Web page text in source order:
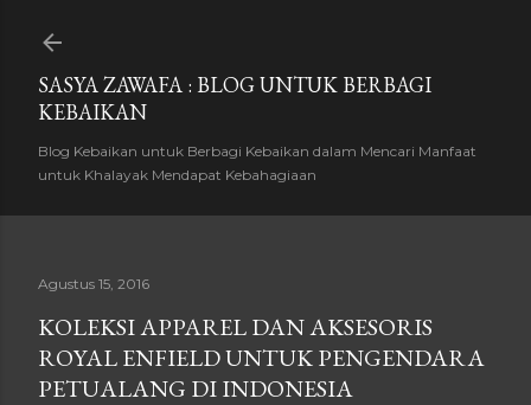
SASYA ZAWAFA : BLOG UNTUK BERBAGI
KEBAIKAN
Blog Kebaikan untuk Berbagi Kebaikan dalam Mencari Manfaat
untuk Khalayak Mendapat Kebahagiaan
Agustus 15, 2016
KOLEKSI APPAREL DAN AKSESORIS
ROYAL ENFIELD UNTUK PENGENDARA
PETUALANG DI INDONESIA